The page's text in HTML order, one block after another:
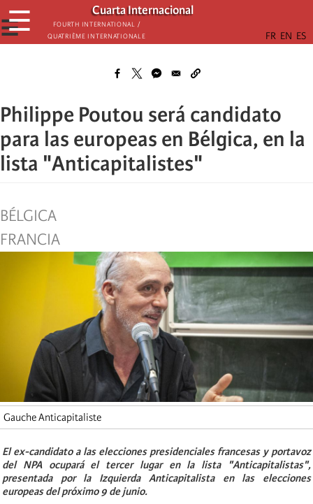
Skip
to
main
Cuarta Internacional
Fourth International /
Quatrième internationale
☰
☰
Philippe Poutou será candidato
para las europeas en Bélgica, en la
lista "Anticapitalistes"
BÉLGICA
FRANCIA
Gauche Anticapitaliste
El ex-candidato a las elecciones presidenciales francesas y portavoz
del NPA ocupará el tercer lugar en la lista "Anticapitalistas",
presentada por la Izquierda Anticapitalista en las elecciones
europeas del próximo 9 de junio.